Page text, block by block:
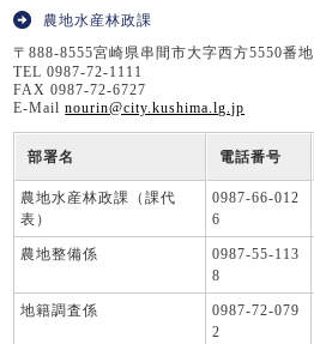
農地水産林政課
〒888-8555宮崎県串間市大字西方5550番地
TEL 0987-72-1111
FAX 0987-72-6727
E-Mailnourin@city.kushima.lg.jp
部署名 電話番号
農地水産林政課（課代
表）
0987-66-012
6
農地整備係
0987-55-113
8
地籍調査係
0987-72-079
2